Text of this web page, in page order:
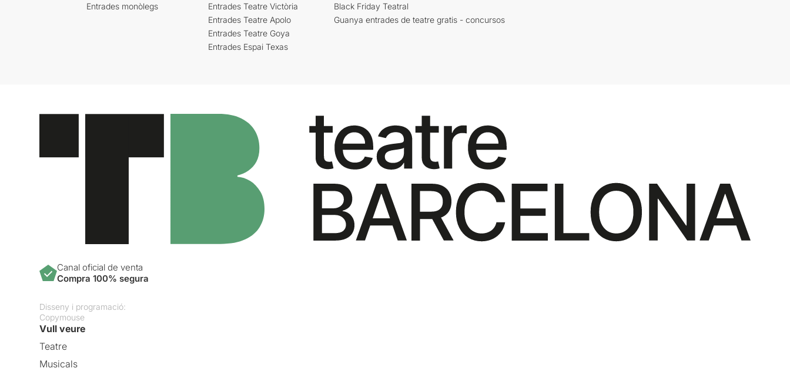
Entrades monòlegs
Entrades Teatre Victòria
Entrades Teatre Apolo
Entrades Teatre Goya
Entrades Espai Texas
Black Friday Teatral
Guanya entrades de teatre gratis - concursos
Canal oficial de venta
Compra 100% segura
Disseny i programació:
Copymouse
Vull veure
Teatre
Musicals